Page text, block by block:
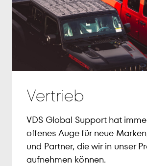
Vertrieb
VDS Global Support hat
offenes Auge für neue
und Partner, die wir in unser
aufnehmen können.